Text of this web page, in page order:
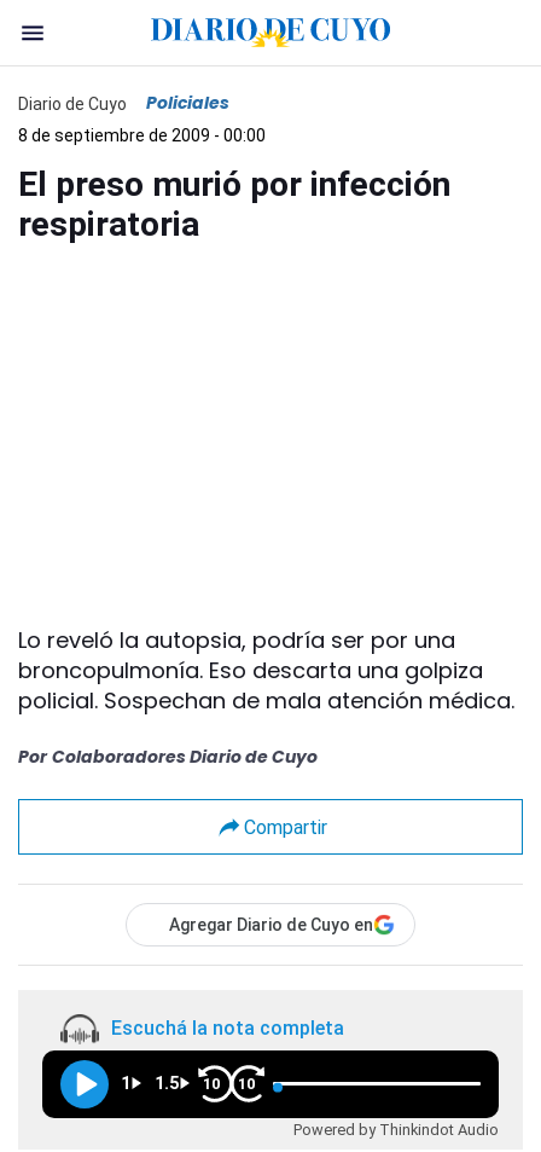
Diario de Cuyo Policiales
8 de septiembre de 2009 - 00:00
El preso murió por infección
respiratoria
Lo reveló la autopsia, podría ser por una
broncopulmonía. Eso descarta una golpiza
policial. Sospechan de mala atención médica.
Por Colaboradores Diario de Cuyo
Compartir
Agregar Diario de Cuyo en
Escuchá la nota completa
1 1.5 10 10
Powered by Thinkindot Audio